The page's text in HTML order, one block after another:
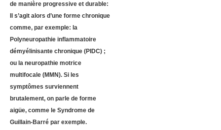
de manière progressive et durable:
Il s’agit alors d’une forme chronique
comme, par exemple: la
Polyneuropathie inflammatoire
démyélinisante chronique (PIDC) ;
ou la neuropathie motrice
multifocale (MMN). Si les
symptômes surviennent
brutalement, on parle de forme
aigüe, comme le Syndrome de
Guillain-Barré par exemple.